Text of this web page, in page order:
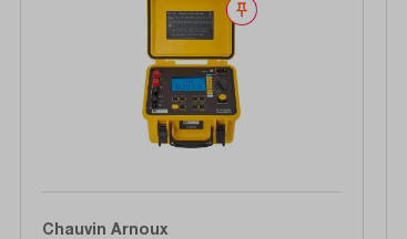
Noter
Chauvin Arnoux